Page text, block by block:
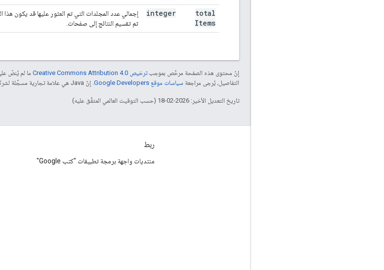
total
Items
integer
إجمالي عدد المجلدات التي تم العثور عليها قد يكون هذا
تم تقسيم النتائج إلى صفحات.
إنّ محتوى هذه الصفحة مرخّص بموجبترخيص Creative Commons Attribution 4.0‏ ما لم يُنصّ
التفاصيل، يُرجى مراجعة سياسات موقع Google Developers‏ . إنّ Java هي علامة تجارية مسجَّلة لشركة Oracle و/أو شركائها التابعين.
تاريخ التعديل الأخير: 2026-02-18 (حسب التوقيت العالمي المتفَّق عليه)
ربط
منتديات واجهة برمجة تطبيقات "كتب Google"